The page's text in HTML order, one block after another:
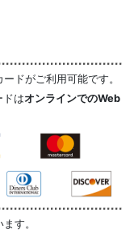
ドがご利用可能です。
ドはオンラインでのWeb
す。